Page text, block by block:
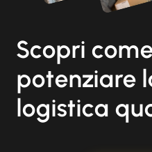
Scopri
potenziare
logistica